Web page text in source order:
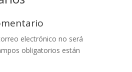
electrónico no será
obligatorios están